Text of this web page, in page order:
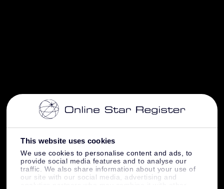
This website uses cookies
We use cookies to personalise content and ads, to
provide social media features and to analyse our
traffic. We also share information about your use of
our site with our social media, advertising and